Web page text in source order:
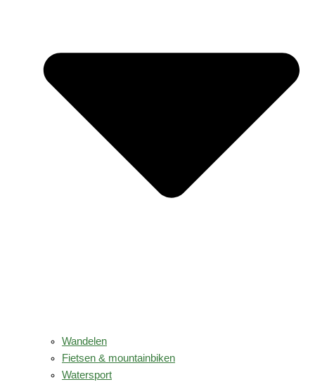
Wandelen
Fietsen & mountainbiken
Watersport